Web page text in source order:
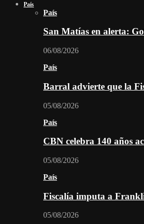
País
País
San Matías en alerta:
06/08/2026
País
Barral advierte que la
05/08/2026
País
CBN celebra 140 años
05/08/2026
País
Fiscalía imputa a
05/08/2026